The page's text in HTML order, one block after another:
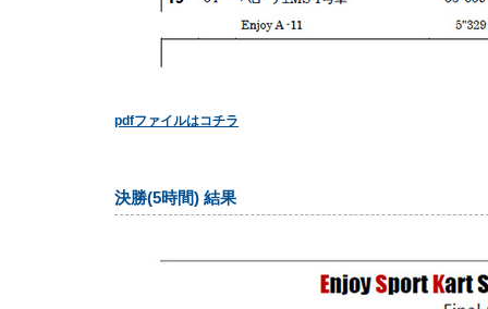
pdfファイルはコチラ
決勝(5時間) 結果